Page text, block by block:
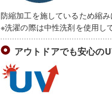
防縮加工を施しているため縮
※洗濯の際は中性洗剤を使用し
アウトドアでも安心の